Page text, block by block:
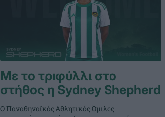
Με το τριφύλλι στο
στήθος η Sydney Shepherd
Ο Παναθηναϊκός Αθλητικός Όμιλος